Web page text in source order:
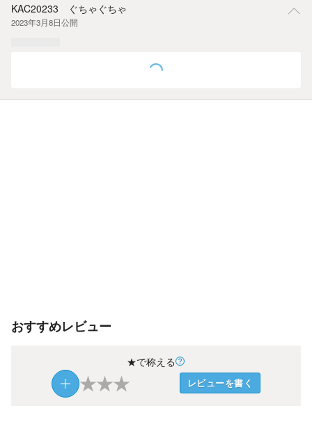
KAC20233 ぐちゃぐちゃ
2023年3月8日公開
おすすめレビュー
★で称える
★★★ レビューを書く